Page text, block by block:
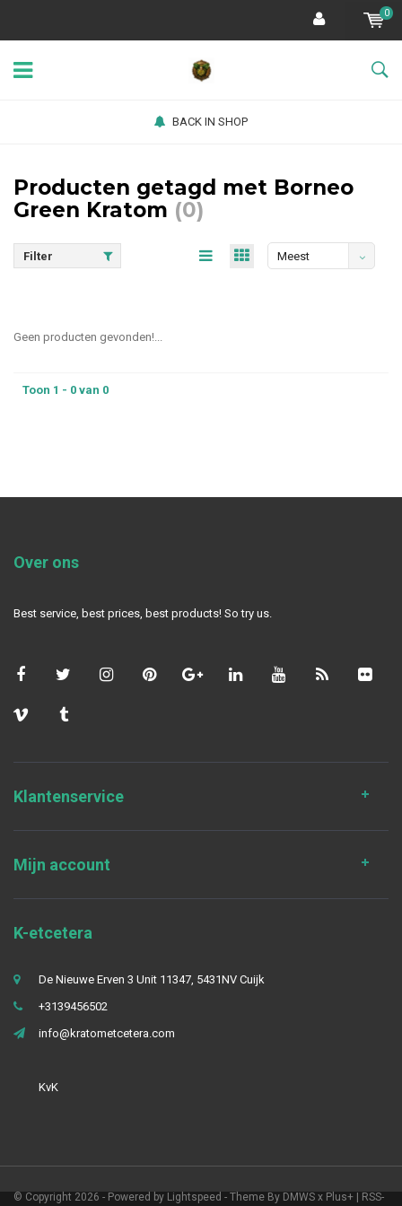
0
BACK IN SHOP
Producten getagd met Borneo
Green Kratom (0)
Filter
Meest
Geen producten gevonden!...
Toon 1 - 0 van 0
Over ons
Best service, best prices, best products! So try us.
Klantenservice
Mijn account
K-etcetera
De Nieuwe Erven 3 Unit 11347, 5431NV Cuijk
+3139456502
info@kratometcetera.com
KvK
© Copyright 2026 - Powered by Lightspeed - Theme By DMWS x Plus+
RSS-